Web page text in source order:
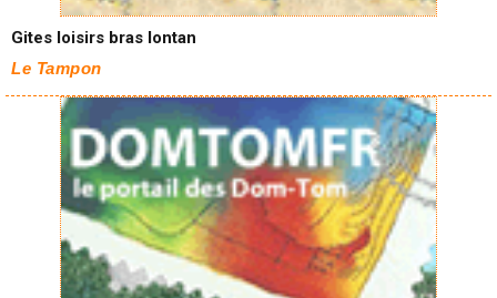
Gites loisirs bras lontan
Le Tampon